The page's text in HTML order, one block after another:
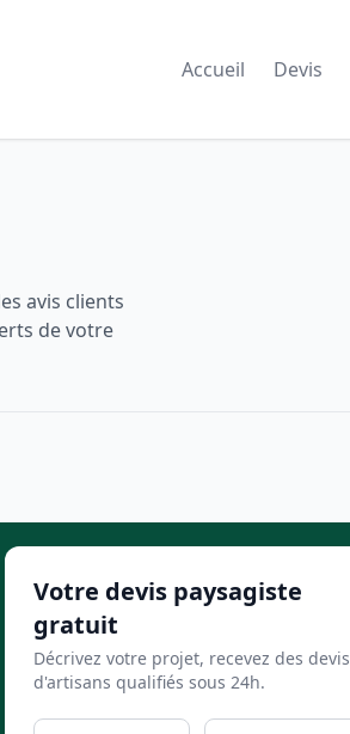
Accueil Devis
avis clients
de votre
Votre devis paysagiste
gratuit
Décrivez votre projet, recevez des devis
d'artisans qualifiés sous 24h.